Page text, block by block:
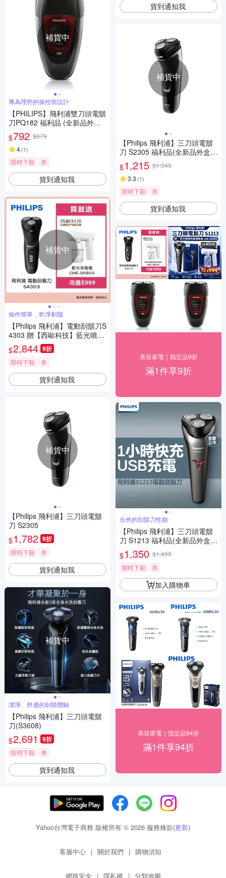
補貨中
專為理想的操控而設計
【PHILIPS】飛利浦雙刀頭電鬍
刀PQ182 福利品 (全新品外盒
凹損)
$792 $879
4(1)
限時下殺 券
貨到通知我
補貨中
操作簡單，乾淨剃鬚
【Philips 飛利浦】電動刮鬍刀S
4303 贈【西歐科技】藍光噴霧
無線消毒槍CME-SK800
$2,844 9折
限時下殺 券
貨到通知我
補貨中
【Philips 飛利浦】三刀頭電鬍
刀 S2305
$1,782 9折
限時下殺 券
貨到通知我
補貨中
潔淨、舒適的刮鬍體驗
【Philips 飛利浦】三刀頭電鬍
刀(S3608)
$2,691 9折
限時下殺 券
貨到通知我
貨到通知我
補貨中
【Philips 飛利浦】三刀頭電鬍
刀 S2305 福利品(全新品外盒凹
損)
$1,215 $1,349
3.3 (1)
限時下殺 券
貨到通知我
美容家電｜指定品9折
滿1件享9折
出色的刮鬍刀性能
【Philips 飛利浦】三刀頭電鬍
刀 S1213 福利品(全新品外盒凹
損)
$1,350 $1,499
限時下殺
券
加入購物車
美容家電｜指定品94折
滿1件享94折
Yahoo台灣電子商務 版權所有 © 2026 服務條款(更新)
客服中心 | 關於我們 | 購物須知
網路安全 | 隱私權 | 分類地圖